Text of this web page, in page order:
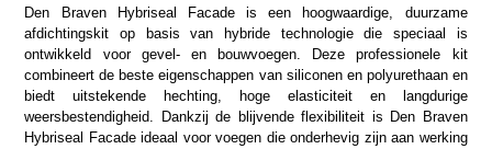
Den Braven Hybriseal Facade is een hoogwaardige, duurzame
afdichtingskit op basis van hybride technologie die speciaal is
ontwikkeld voor gevel- en bouwvoegen. Deze professionele kit
combineert de beste eigenschappen van siliconen en polyurethaan en
biedt uitstekende hechting, hoge elasticiteit en langdurige
weersbestendigheid. Dankzij de blijvende flexibiliteit is Den Braven
Hybriseal Facade ideaal voor voegen die onderhevig zijn aan werking